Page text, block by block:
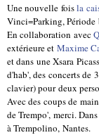
Une nouvelle foisla
Vinci=Parking,
En collaboration avec
extérieure et Maxime
et dans une Xsara
d'hab', des concerts de
clavier) pour deux
Avec des coups de
de Trempo', merci.
à Trempolino, Nantes.